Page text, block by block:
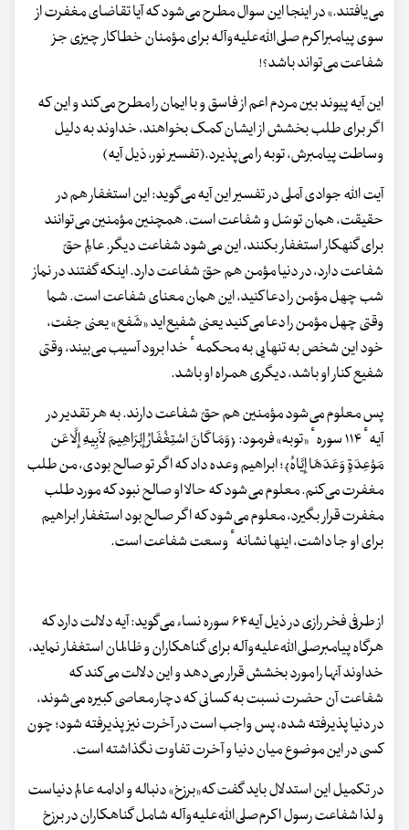
می‌یافتند.» در اینجا این سوال مطرح می‌شود که آیا تقاضای مغفرت از
سوی پیامبراکرم صلی‌الله‌علیه‌وآله برای مؤمنان خطاکار چیزی جز
شفاعت می‌تواند باشد؟!
این آیه پیوند بین مردم اعم از فاسق و با ایمان را مطرح می‌کند و این که
اگر برای طلب بخشش از ایشان کمک بخواهند، خداوند به دلیل
وساطت پیامبرش، توبه را می‌پذیرد.(تفسیر نور، ذیل آیه)
آیت الله جوادی آملی در تفسیر این آیه می‌گوید: این استغفار هم در
حقیقت، همان توسّل و شفاعت است. همچنین مؤمنین می‌توانند
برای گنهکار استغفار بکنند، این می‌شود شفاعت دیگر. عالِم حقّ
شفاعت دارد، در دنیا مؤمن هم حقّ شفاعت دارد. اینکه گفتند در نماز
شب چهل مؤمن را دعا کنید، این همان معنای شفاعت است. شما
وقتی چهل مؤمن را دعا می‌کنید یعنی شفیع‌اید ‌«شَفع‌» یعنی جفت،
خود این شخص به تنهایی به محکمهٴ خدا برود آسیب می‌بیند، وقتی
شفیع کنار او باشد، دیگری همراه او باشد.
پس معلوم می‌شود مؤمنین هم حقّ شفاعت دارند. به هر تقدیر در
آیهٴ ۱۱۴ سورهٴ ‌«‌توبه» فرمود: ﴿وَمَا کَانَ اسْتِغْفَارُ إِبْرَاهِیمَ لأَبِیهِ إِلَّا عَن
مَوْعِدَةٍ وَعَدَهَا إِیَّاهُ﴾؛ ابراهیم وعده داد که اگر تو صالح بودی، من طلب
مغفرت می‌کنم. معلوم می‌شود که حالا او صالح نبود که مورد طلب
مغفرت قرار بگیرد، معلوم می‌شود که اگر صالح بود استغفار ابراهیم
برای او جا داشت، اینها نشانهٴ وسعت شفاعت است.
از طرفی فخر رازی در ذیل آیه۶۴ سوره نساء می‌گوید: آیه دلالت دارد که
هرگاه پیامبرصلی‌الله‌علیه‌وآله برای گناهکاران و ظالمان استغفار نماید،
خداوند آنها را مورد بخشش قرار می‌دهد و این دلالت می‌کند که
شفاعت آن حضرت نسبت به کسانی که دچار معاصی کبیره می‌شوند،
در دنیا پذیرفته شده، پس واجب است در آخرت نیز پذیرفته شود؛ چون
کسی در این موضوع میان دنیا و آخرت تفاوت نگذاشته است.
در تکمیل این استدلال باید گفت که«برزخ» دنباله و ادامه عالم دنیاست
و لذا شفاعت رسول اکرم‌صلی‌الله‌علیه‌وآله شامل گناهکاران در برزخ